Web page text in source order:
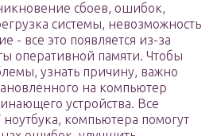
сбоев, ошибок,
системы, невозможность
­- все это появляется из-за
оперативной памяти. Чтобы
узнать причину, важно
на компьютер
устройства. Все
компьютера помогут